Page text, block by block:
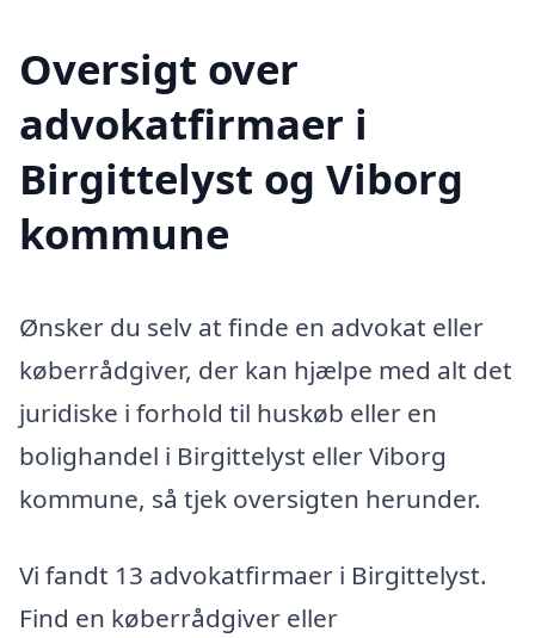
Oversigt over
advokatfirmaer i
Birgittelyst og Viborg
kommune
Ønsker du selv at finde en advokat eller
køberrådgiver, der kan hjælpe med alt det
juridiske i forhold til huskøb eller en
bolighandel i Birgittelyst eller Viborg
kommune, så tjek oversigten herunder.
Vi fandt 13 advokatfirmaer i Birgittelyst.
Find en køberrådgiver eller